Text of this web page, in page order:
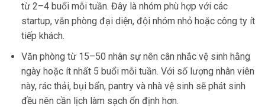
từ 2–4 buổi mỗi tuần. Đây là nhóm phù hợp với các
startup, văn phòng đại diện, đội nhóm nhỏ hoặc công ty ít
tiếp khách.
Văn phòng từ 15–50 nhân sự nên cân nhắc vệ sinh hằng
ngày hoặc ít nhất 5 buổi mỗi tuần. Với số lượng nhân viên
này, rác thải, bụi bẩn, pantry và nhà vệ sinh sẽ phát sinh
đều nên cần lịch làm sạch ổn định hơn.